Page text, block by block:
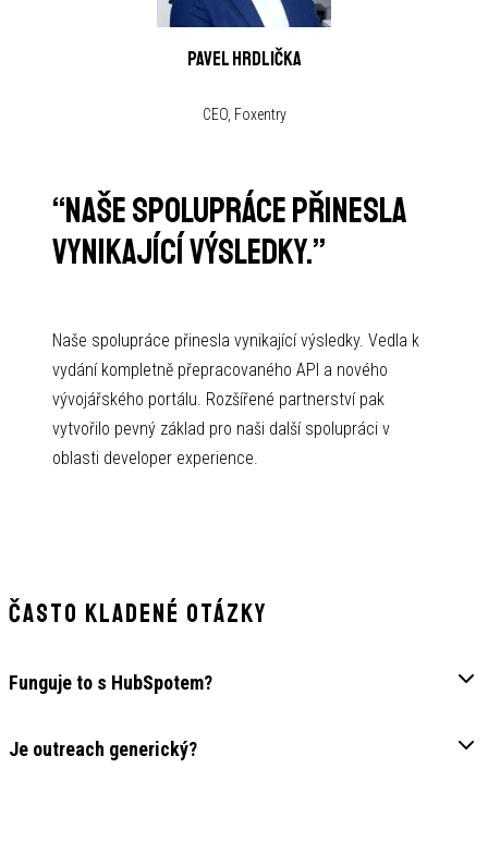
Pavel Hrdlička
CEO, Foxentry
“Naše spolupráce přinesla
vynikající výsledky.”
Naše spolupráce přinesla vynikající výsledky. Vedla k
vydání kompletně přepracovaného API a nového
vývojářského portálu. Rozšířené partnerství pak
vytvořilo pevný základ pro naši další spolupráci v
oblasti developer experience.
Často kladené otázky
Funguje to s HubSpotem?
Je outreach generický?